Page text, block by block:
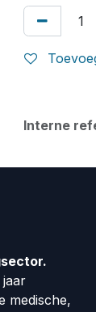
Interne
medische,